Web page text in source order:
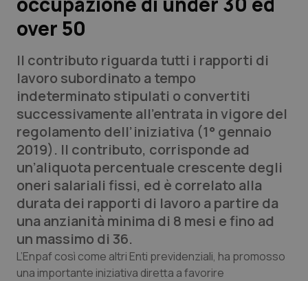
Studi e Analisi
Lettere al direttore
Edizioni Regionali
QS Pro
Professionisti Sanitari.AI
Abruzzo
Basilicata
Calabria
QS Pro Gold
Artrite & artrosi
Asma & BPCO
QS Club Newsletter
over 50
Il contributo riguarda tutti i rapporti di
lavoro subordinato a tempo
indeterminato stipulati o convertiti
successivamente all’entrata in vigore del
regolamento dell’iniziativa (1° gennaio
2019). Il contributo, corrisponde ad
un’aliquota percentuale crescente degli
oneri salariali fissi, ed è correlato alla
durata dei rapporti di lavoro a partire da
una anzianità minima di 8 mesi e fino ad
un massimo di 36.
L’Enpaf così come altri Enti previdenziali, ha promosso
una importante iniziativa diretta a favorire